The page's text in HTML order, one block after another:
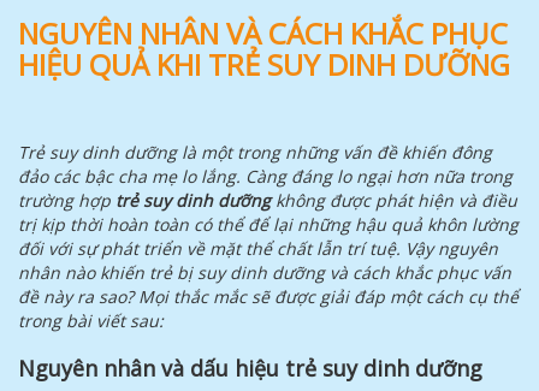
NGUYÊN NHÂN VÀ CÁCH KHẮC PHỤC
HIỆU QUẢ KHI TRẺ SUY DINH DƯỠNG
Trẻ suy dinh dưỡng là một trong những vấn đề khiến đông
đảo các bậc cha mẹ lo lắng. Càng đáng lo ngại hơn nữa trong
trường hợp trẻ suy dinh dưỡngkhông được phát hiện và điều
trị kịp thời hoàn toàn có thể để lại những hậu quả khôn lường
đối với sự phát triển về mặt thể chất lẫn trí tuệ. Vậy nguyên
nhân nào khiến trẻ bị suy dinh dưỡng và cách khắc phục vấn
đề này ra sao? Mọi thắc mắc sẽ được giải đáp một cách cụ thể
trong bài viết sau:
Nguyên nhân và dấu hiệu trẻ suy dinh dưỡng